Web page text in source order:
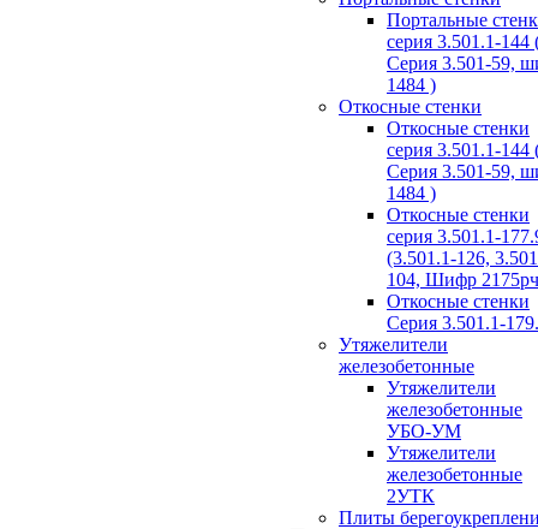
Портальные
серия 3.501.1-144
Серия 3.501-59,
1484 )
Откосные стенки
Откосные стенки
серия 3.501.1-144
Серия 3.501-59,
1484 )
Откосные стенки
серия 3.501.1-
(3.501.1-126,
104, Шифр
Откосные стенки
Серия 3.501.1-
Утяжелители
железобетонные
Утяжелители
железобетонные
УБО-УМ
Утяжелители
железобетонные
2УТК
Плиты